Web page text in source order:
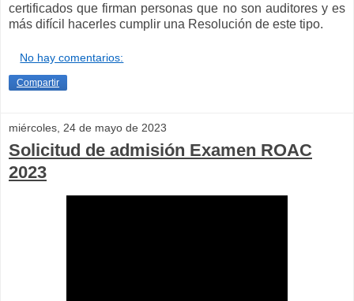
certificados que firman personas que no son auditores y es
más difícil hacerles cumplir una Resolución de este tipo.
No hay comentarios:
Compartir
miércoles, 24 de mayo de 2023
Solicitud de admisión Examen ROAC
2023